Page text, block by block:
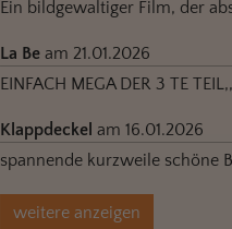
Ein bildgewaltiger Film, der
La Be am 21.01.2026
EINFACH MEGA DER 3 TE
Klappdeckel am 16.01.2026
spannende kurzweile schöne
weitere anzeigen